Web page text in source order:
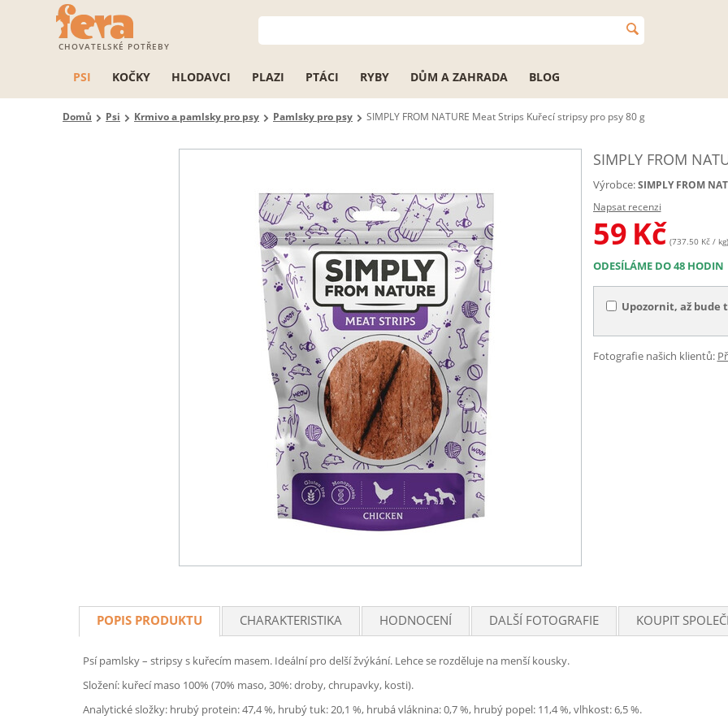
CHOVATELSKÉ POTŘEBY
PSI KOČKY HLODAVCI PLAZI PTÁCI RYBY DŮM A ZAHRADA BLOG
Domů Psi Krmivo a pamlsky pro psy Pamlsky pro psy SIMPLY FROM NATURE Meat Strips Kuřecí stripsy pro psy 80 g
SIMPLY FROM
Výrobce: SIMPLY FROM
Napsat recenzi
59 Kč (737.50 Kč / kg)
ODESÍLÁME DO 48 HODIN
Upozornit, až bude
Fotografie našich klientů:
POPIS PRODUKTU CHARAKTERISTIKA HODNOCENÍ DALŠÍ FOTOGRAFIE KOUPIT
Psí pamlsky – stripsy s kuřecím masem. Ideální pro delší žvýkání. Lehce se rozděluje na menší kousky.
Složení: kuřecí maso 100% (70% maso, 30%: droby, chrupavky, kosti).
Analytické složky: hrubý protein: 47,4 %, hrubý tuk: 20,1 %, hrubá vláknina: 0,7 %, hrubý popel: 11,4 %, vlhkost: 6,5 %.